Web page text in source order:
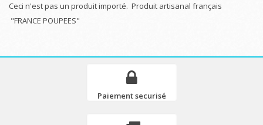
Ceci n'est pas un produit importé. Produit artisanal français
"FRANCE POUPEES"
Paiement securisé